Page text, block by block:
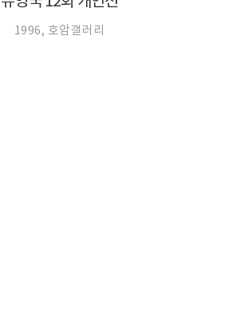
1996, 호암갤러리